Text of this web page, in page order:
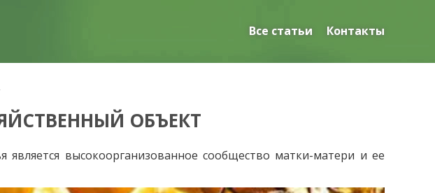
Все статьи Контакты
ОБЪЕКТ
высокоорганизованное сообщество матки-матери и ее